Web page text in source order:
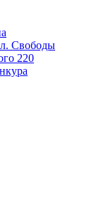
Свободы
220